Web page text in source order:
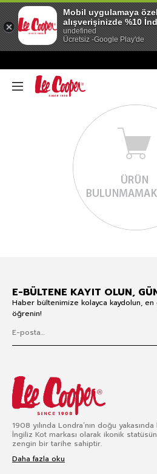
E-BÜLTENE KAYIT OLUN,
Haber bültenimize kolayca kaydolun,
öğrenin!
1908 yılında Londra’nın doğu
İngiliz Kot markası olarak ikonik
zengin bir tarihe sahiptir.
Daha fazla oku
Mobil uygulamaya
alışverişinizde %10
undefined
Ücretsiz -Google Play'de